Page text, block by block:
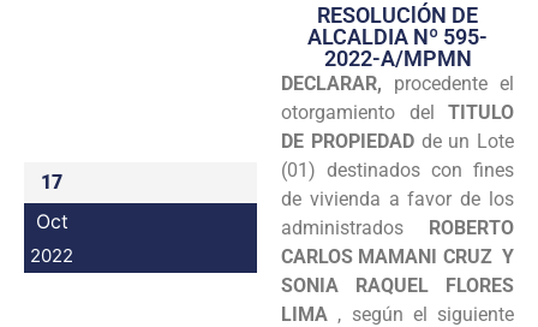
Transparencia
Seguridad
Programas
Intranet
17
Oct
2022
RESOLUClÓN DE
ALCALDIA Nº 595-
2022-A/MPMN
DECLARAR, procedente el
otorgamiento del TITULO
DE PROPIEDADde un Lote
(01) destinados con fines
de vivienda a favor de los
administrados ROBERTO
CARLOS MAMANI CRUZ Y
SONIA RAQUEL FLORES
LIMA , según el siguiente